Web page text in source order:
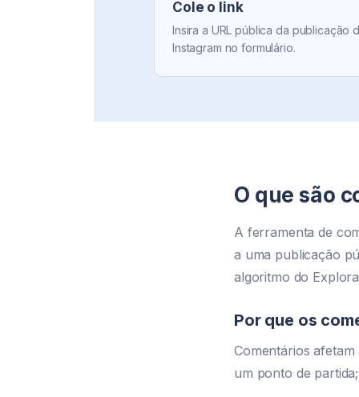
Cole o link
Insira a URL pública da publicação
Instagram no formulário.
O que são
A ferramenta de
a uma publicação
algoritmo do
Por que os
Comentários
um ponto de